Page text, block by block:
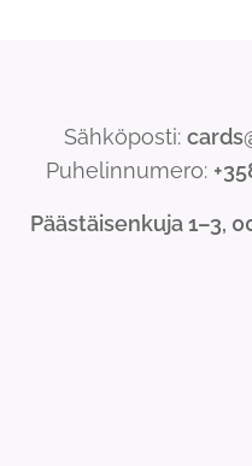
Sähköposti:
Puhelinnumero:
Päästäisenkuja 1–3,